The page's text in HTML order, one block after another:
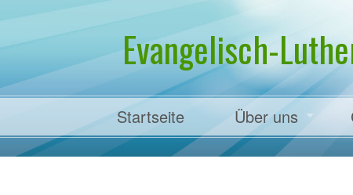
Evangelisch-
Startseite
Über uns
Pfarrer Dr.